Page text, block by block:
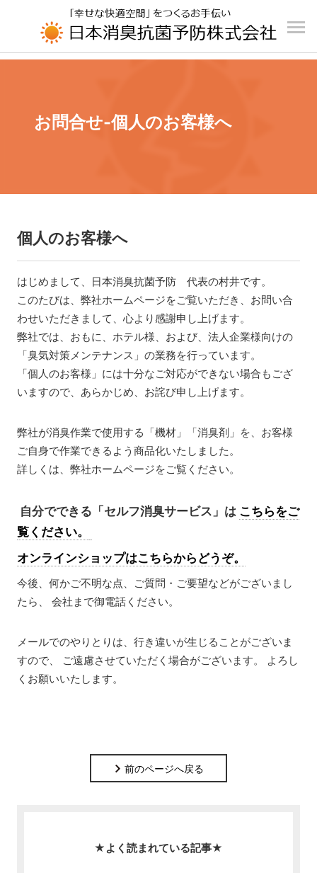
UA-196110426-1
お問合せ-個人のお客様へ
個人のお客様へ
はじめまして、日本消臭抗菌予防 代表の村井です。
このたびは、弊社ホームページをご覧いただき、お問い合
わせいただきまして、心より感謝申し上げます。
弊社では、おもに、ホテル様、および、法人企業様向けの
「臭気対策メンテナンス」の業務を行っています。
「個人のお客様」には十分なご対応ができない場合もござ
いますので、あらかじめ、お詫び申し上げます。
弊社が消臭作業で使用する「機材」「消臭剤」を、お客様
ご自身で作業できるよう商品化いたしました。
詳しくは、弊社ホームページをご覧ください。
自分でできる「セルフ消臭サービス」は こちらをご
覧ください。
オンラインショップはこちらからどうぞ。
今後、何かご不明な点、ご質問・ご要望などがございまし
たら、 会社まで御電話ください。
メールでのやりとりは、行き違いが生じることがございま
すので、 ご遠慮させていただく場合がございます。 よろし
くお願いいたします。
前のページへ戻る
★よく読まれている記事★